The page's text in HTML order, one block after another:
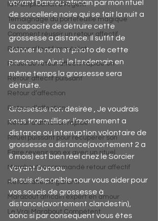
la Multiplication d'Argent
Témoignage du portefeuille magique
Comment réussir un retour affectif
Retour affectif immédiat
Rituel de retour affectif rapide en
Retour affectif puissant
Retour d’affection
Retour d’affection
Retour d’affection rapide
Rituel puissant pour récupérer son
Faire revenir son ex avec un rituel
Marabout recommandé retour affectif
Retour affectif garanti
Marabout africain expert en amour
Le Vrai Marabout Compétent
voyant Dansou africain par mon rituel
de sorcellerie noire qui se fait la nuit a
la capacité de détruire cette
grossesse a distance. Il suffit de
donner le nom et photo de cette
personne. Ainsi, le lendemain en
même temps la grossesse sera
détruite.
Grossesse non désirée , Je voudrais
vous tranquilliser ,l’avortement a
distance ou interruption volontaire de
grossesse a distance(avortement 2 a
6 mois) est bien réel chez le Sorcier
Voyant Dansou
Je suis disponible pour vous aider pour
vos soucis de grossesse à
distance(avortement clandestin),
donc si par conséquent vous êtes